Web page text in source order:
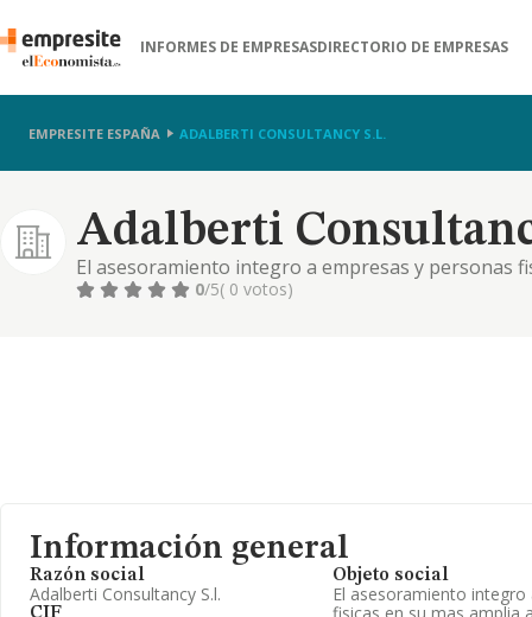
INFORMES DE EMPRESASDIRECTORIO DE EMPRESAS
EMPRESITE ESPAÑA ADALBERTI CONSULTANCY S.L.
Adalberti
El asesoramiento integro a empresas y personas
servicios de consultoria empresarial, logistica,
0/5( 0 votos)
Información general
Razón social
Adalberti Consultancy S.l.
Objeto social
El asesoramiento